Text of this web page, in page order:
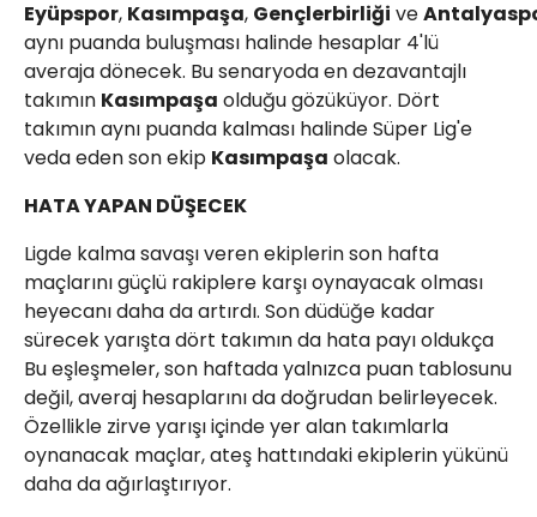
Eyüpspor, Kasımpaşa, Gençlerbirliği ve
aynı puanda buluşması halinde hesaplar 4'lü
averaja dönecek. Bu senaryoda en dezavantajlı
takımın Kasımpaşa olduğu gözüküyor. Dört
takımın aynı puanda kalması halinde Süper Lig'e
veda eden son ekip Kasımpaşa olacak.
HATA YAPAN DÜŞECEK
Ligde kalma savaşı veren ekiplerin son hafta
maçlarını güçlü rakiplere karşı oynayacak olması
heyecanı daha da artırdı. Son düdüğe kadar
sürecek yarışta dört takımın da hata payı oldukça
Bu eşleşmeler, son haftada yalnızca puan tablosunu
değil, averaj hesaplarını da doğrudan belirleyecek.
Özellikle zirve yarışı içinde yer alan takımlarla
oynanacak maçlar, ateş hattındaki ekiplerin yükünü
daha da ağırlaştırıyor.